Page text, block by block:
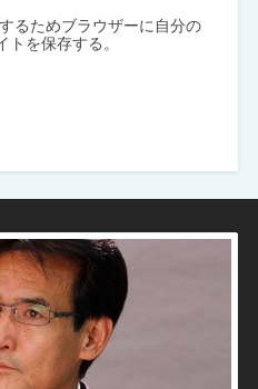
るためブラウザーに自分の
を保存する。